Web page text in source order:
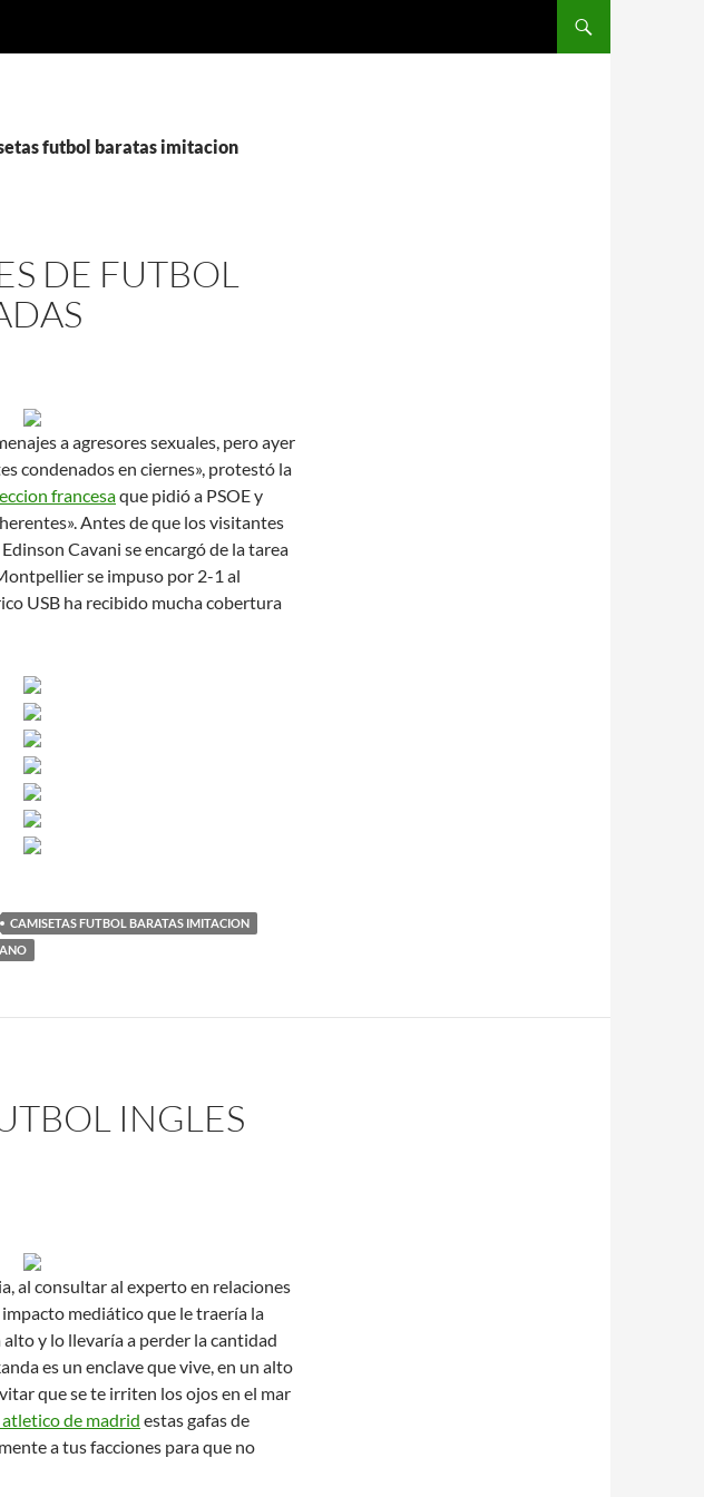
futbol baratas imitacion
DE FUTBOL
a agresores sexuales, pero ayer
condenados en ciernes», protestó la
francesaque pidió a PSOE y
Antes de que los visitantes
Cavani se encargó de la tarea
se impuso por 2-1 al
USB ha recibido mucha cobertura
CAMISETAS FUTBOL BARATAS IMITACION
INGLES
al consultar al experto en relaciones
mediático que le traería la
alto y lo llevaría a perder la cantidad
es un enclave que vive, en un alto
que se te irriten los ojos en el mar
de madrid estas gafas de
a tus facciones para que no